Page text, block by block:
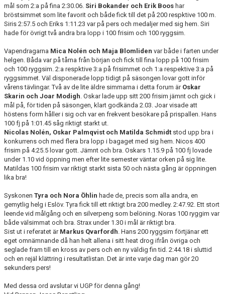
mål som 2:a på fina 2:30.06. Siri Bokander och Erik Boos har
bröstsimmet som lite favorit och både fick till det på 200 respktive 100 m.
Siris 2:57.5 och Eriks 1:11.23 var på pers och medaljer med sig hem. Siri
hade för övrigt två andra bra lopp i 100 frisim och 100 ryggsim.
Vapendragarna Mica Nolén och Maja Blomliden var både i farten under
helgen. Båda var på tårna från början och fick till fina lopp på 100 frisim
och 100 ryggsim. 2:a respktive 3:a på frisimmet och 1:a respektive 3:a på
ryggsimmet. Väl disponerade lopp tidigt på säsongen lovar gott inför
vårens tävlingar. Två av de lite äldre simmarna i detta forum är Oskar
Skarin och Joar Modigh. Oskar lade upp sitt 200 frisim jämnt och gick i
mål på, för tiden på säsongen, klart godkända 2.03. Joar visade att
höstens form håller i sig och var en frekvent besökare på prispallen. Hans
100 fj på 1:01.45 såg riktigt starkt ut.
Nicolas Nolén, Oskar Palmqvist och Matilda Schmidt stod upp bra i
konkurrens och med flera bra lopp i bagaget med sig hem. Nicos 400
frisim på 4:25.5 lovar gott. Jämnt och bra. Oskars 1.15.9 på 100 fj lovade
under 1.10 vid öppning men efter lite semester väntar orken på sig lite.
Matildas 100 frisim var riktigt starkt sista 50 och nästa gång är öppningen
lika bra!
Syskonen Tyra och Nora Öhlin hade de, precis som alla andra, en
gemytlig helg i Eslöv. Tyra fick till ett riktigt bra 200 medley. 2:47.92. Ett stort
leende vid målgång och en silverpeng som belöning. Noras 100 ryggim var
både välsimmat och bra. Strax under 1.30 i mål är riktigt bra.
Sist ut i referatet är Markus Qvarfordh. Hans 200 ryggsim förtjänar ett
eget omnämnande då han helt allena i sitt heat drog ifrån övriga och
seglade fram till en kross av pers och en ny väldig fin tid. 2:44.18 i sluttid
och en rejäl klättring i resultatlistan. Det är inte varje dag man gör 20
sekunders pers!
Med dessa ord avslutar vi UGP för denna gång!